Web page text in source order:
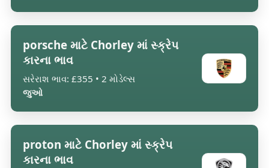
porsche માટે Chorley માં સ્ક્રેપ
કારના ભાવ
સરેરાશ ભાવ: £355 • 2 મોડેલ્સ
જુઓ
proton માટે Chorley માં સ્ક્રેપ
કારના ભાવ